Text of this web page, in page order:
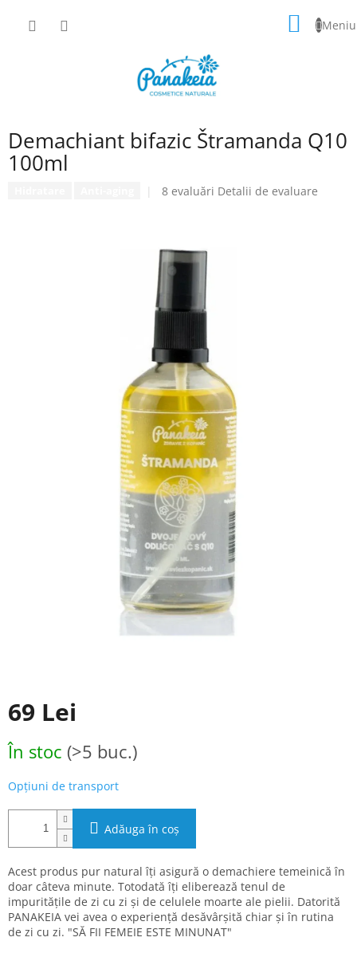
COŞ
Demachiant bifazic Štramanda Q10
100ml
Evaluarea
este
5,0
din
5
stele.
8 evaluări Detalii de evaluare
69 Lei
Evaluare
preţ:
În stoc (>5 buc.)
Opțiuni de transport
Adăuga în coş
Acest produs pur natural îți asigură o demachiere temeinică în
doar câteva minute. Totodată îți eliberează tenul de
impuritățile de zi cu zi și de celulele moarte ale pielii. Datorită
PANAKEIA vei avea o experiență desăvârșită chiar și în rutina
de zi cu zi. "SĂ FII FEMEIE ESTE MINUNAT"